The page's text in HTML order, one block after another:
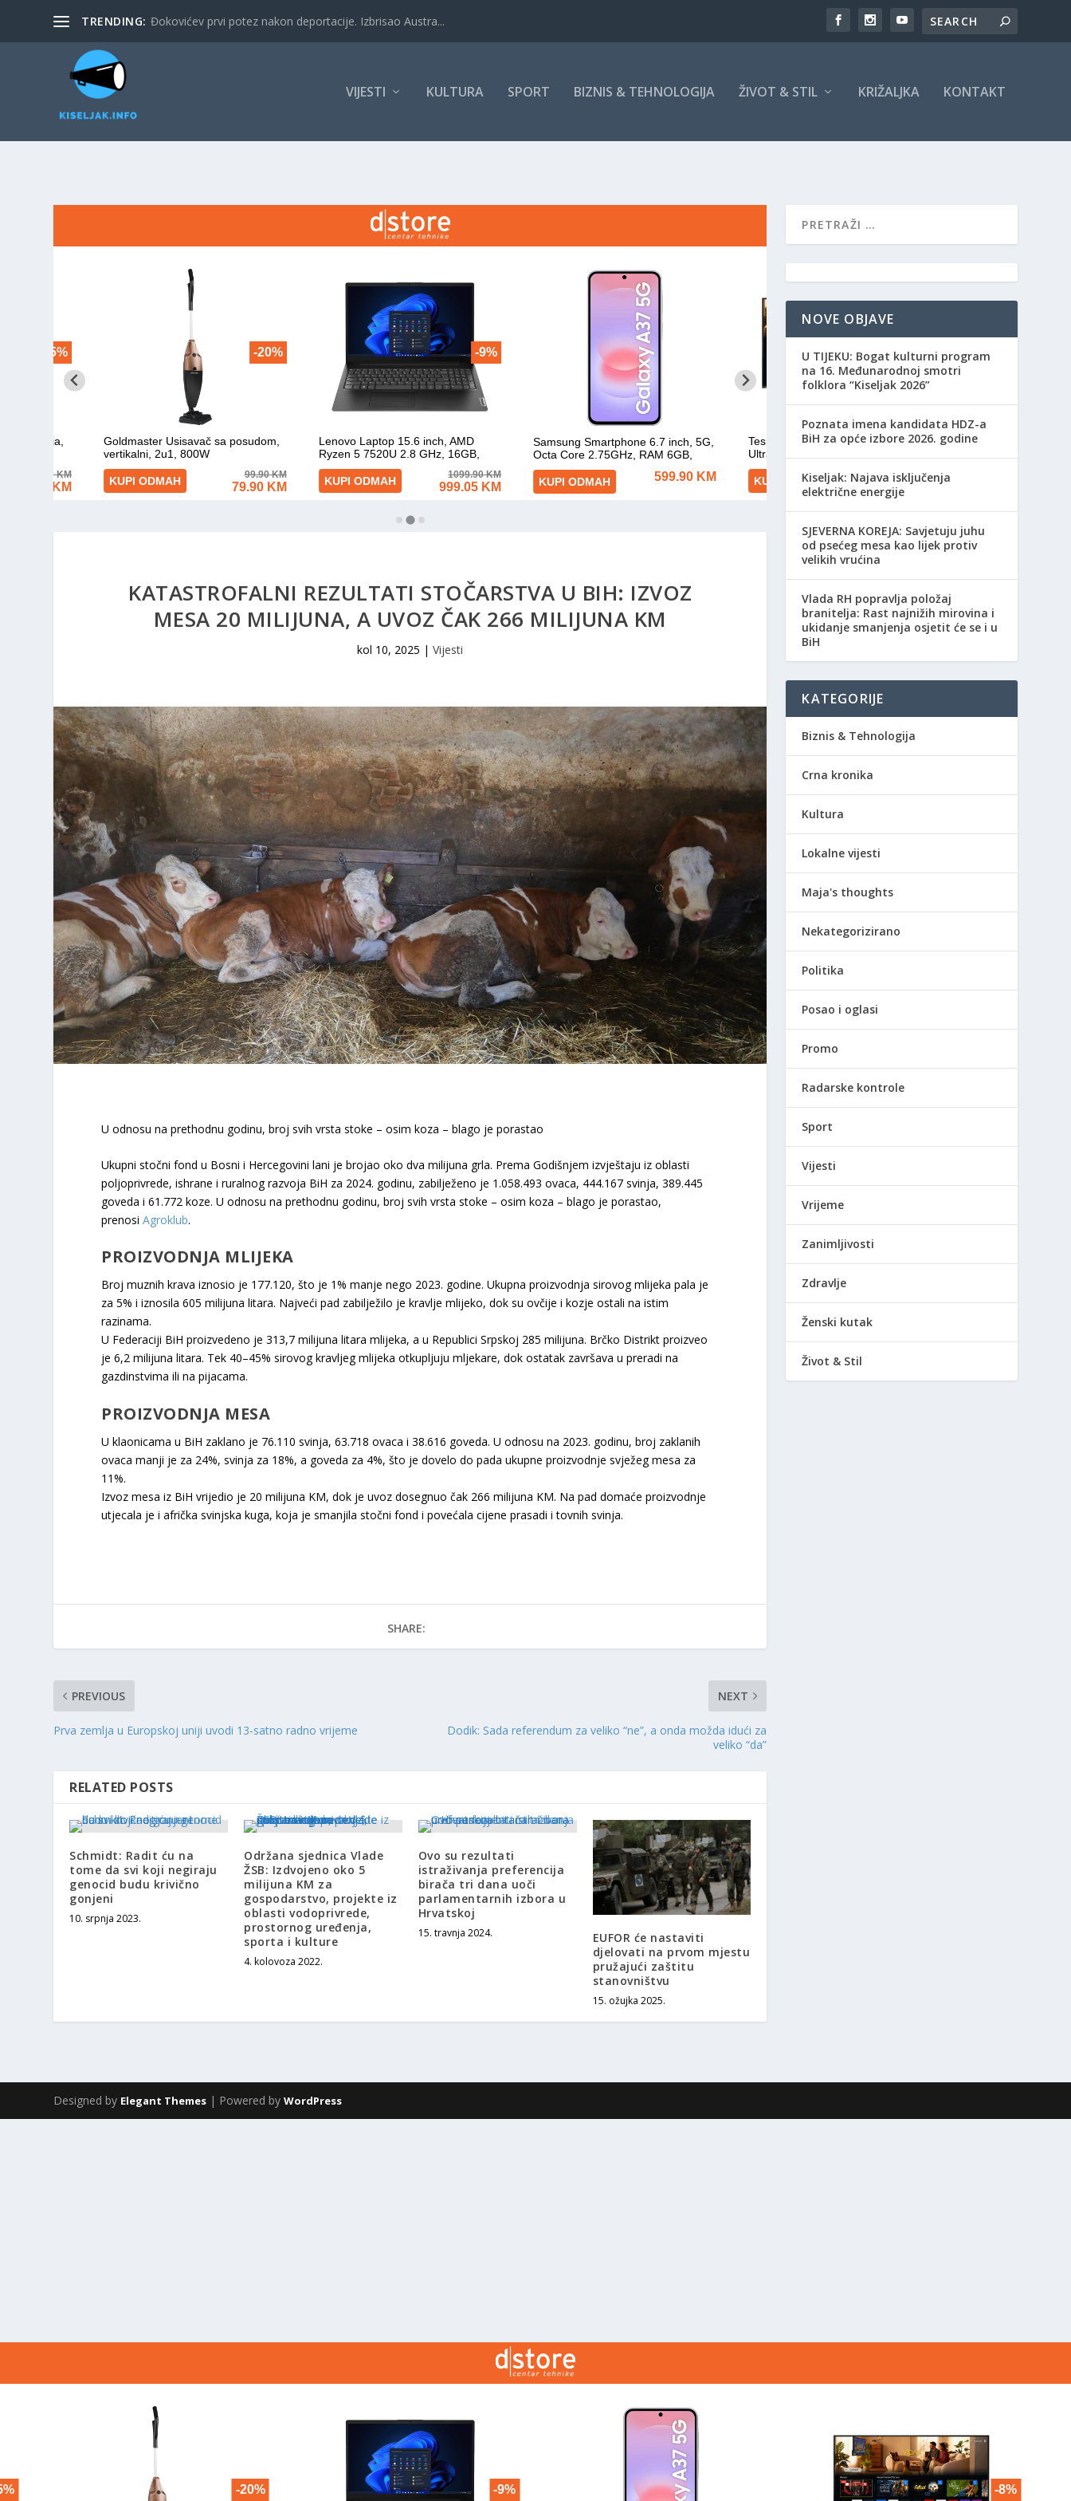
TRENDING: Đokovićev prvi potez nakon deportacije. Izbrisao Austra...
VIJESTI KULTURA SPORT BIZNIS & TEHNOLOGIJA ŽIVOT & STIL KRIŽALJKA KONTAKT
KATASTROFALNI REZULTATI STOČARSTVA U BIH: IZVOZ
MESA 20 MILIJUNA, A UVOZ ČAK 266 MILIJUNA KM
kol 10, 2025 |Vijesti
U odnosu na prethodnu godinu, broj svih vrsta stoke – osim koza – blago je porastao
Ukupni stočni fond u Bosni i Hercegovini lani je brojao oko dva milijuna grla. Prema Godišnjem izvještaju iz oblasti
poljoprivrede, ishrane i ruralnog razvoja BiH za 2024. godinu, zabilježeno je 1.058.493 ovaca, 444.167 svinja, 389.445
goveda i 61.772 koze. U odnosu na prethodnu godinu, broj svih vrsta stoke – osim koza – blago je porastao,
prenosiAgroklub.
PROIZVODNJA MLIJEKA
Broj muznih krava iznosio je 177.120, što je 1% manje nego 2023. godine. Ukupna proizvodnja sirovog mlijeka pala je
za 5% i iznosila 605 milijuna litara. Najveći pad zabilježilo je kravlje mlijeko, dok su ovčije i kozje ostali na istim
razinama.
U Federaciji BiH proizvedeno je 313,7 milijuna litara mlijeka, a u Republici Srpskoj 285 milijuna. Brčko Distrikt proizveo
je 6,2 milijuna litara. Tek 40–45% sirovog kravljeg mlijeka otkupljuju mljekare, dok ostatak završava u preradi na
gazdinstvima ili na pijacama.
PROIZVODNJA MESA
U klaonicama u BiH zaklano je 76.110 svinja, 63.718 ovaca i 38.616 goveda. U odnosu na 2023. godinu, broj zaklanih
ovaca manji je za 24%, svinja za 18%, a goveda za 4%, što je dovelo do pada ukupne proizvodnje svježeg mesa za
11%.
Izvoz mesa iz BiH vrijedio je 20 milijuna KM, dok je uvoz dosegnuo čak 266 milijuna KM. Na pad domaće proizvodnje
utjecala je i afrička svinjska kuga, koja je smanjila stočni fond i povećala cijene prasadi i tovnih svinja.
SHARE:
PREVIOUS
Prva zemlja u Europskoj uniji uvodi 13-satno radno vrijeme
NEXT
Dodik: Sada referendum za veliko “ne”, a onda možda idući za
veliko “da”
RELATED POSTS
Schmidt: Radit ću na
tome da svi koji negiraju
genocid budu krivično
gonjeni
10. srpnja 2023.
Održana sjednica Vlade
ŽSB: Izdvojeno oko 5
milijuna KM za
gospodarstvo, projekte iz
oblasti vodoprivrede,
prostornog uređenja,
sporta i kulture
4. kolovoza 2022.
Ovo su rezultati
istraživanja preferencija
birača tri dana uoči
parlamentarnih izbora u
Hrvatskoj
15. travnja 2024.
EUFOR će nastaviti
djelovati na prvom mjestu
pružajući zaštitu
stanovništvu
15. ožujka 2025.
NOVE OBJAVE
​U TIJEKU: Bogat kulturni program
na 16. Međunarodnoj smotri
folklora “Kiseljak 2026”
Poznata imena kandidata HDZ-a
BiH za opće izbore 2026. godine
Kiseljak: Najava isključenja
električne energije
SJEVERNA KOREJA: Savjetuju juhu
od psećeg mesa kao lijek protiv
velikih vrućina
Vlada RH popravlja položaj
branitelja: Rast najnižih mirovina i
ukidanje smanjenja osjetit će se i u
BiH
KATEGORIJE
Biznis & Tehnologija
Crna kronika
Kultura
Lokalne vijesti
Maja's thoughts
Nekategorizirano
Politika
Posao i oglasi
Promo
Radarske kontrole
Sport
Vijesti
Vrijeme
Zanimljivosti
Zdravlje
Ženski kutak
Život & Stil
Designed by Elegant Themes | Powered byWordPress